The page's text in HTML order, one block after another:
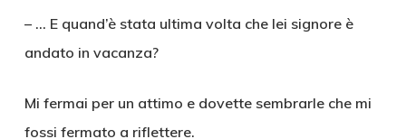
– … E quand’è stata ultima volta che lei signore è
andato in vacanza?
Mi fermai per un attimo e dovette sembrarle che mi
fossi fermato a riflettere.